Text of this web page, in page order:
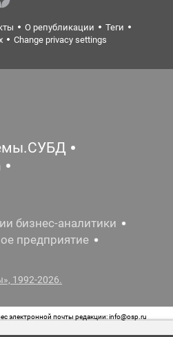
О републикации
Теги
Change privacy settings
бизнес-аналитики
предприятие
1992-2026.
электронной почты редакции: info@osp.ru